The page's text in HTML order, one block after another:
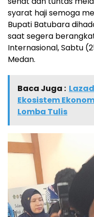
syarat haji semoga
Bupati Batubara
saat segera
Internasional, Sabtu
Medan.
Baca Juga :
Ekosistem
Lomba Tulis